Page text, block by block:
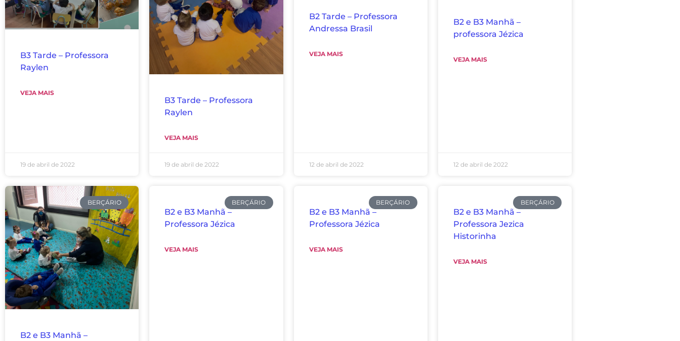
B3 Tarde – Professora
Raylen
VEJA MAIS
19 de abril de 2022
B3 Tarde – Professora
Raylen
VEJA MAIS
19 de abril de 2022
B2 Tarde – Professora
Andressa Brasil
VEJA MAIS
12 de abril de 2022
B2 e B3 Manhã –
professora Jézica
VEJA MAIS
12 de abril de 2022
BERÇÁRIO
B2 e B3 Manhã –
BERÇÁRIO
B2 e B3 Manhã –
Professora Jézica
VEJA MAIS
BERÇÁRIO
B2 e B3 Manhã –
Professora Jézica
VEJA MAIS
BERÇÁRIO
B2 e B3 Manhã –
Professora Jezica
Historinha
VEJA MAIS